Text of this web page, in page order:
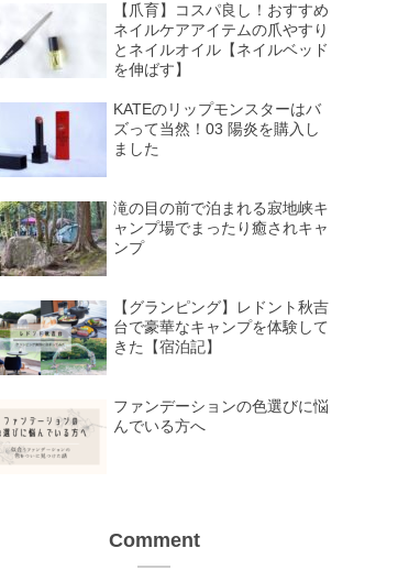
【爪育】コスパ良し！おすすめ
ネイルケアアイテムの爪やすり
とネイルオイル【ネイルベッド
を伸ばす】
KATEのリップモンスターはバ
ズって当然！03 陽炎を購入し
ました
滝の目の前で泊まれる寂地峡キ
ャンプ場でまったり癒されキャ
ンプ
【グランピング】レドント秋吉
台で豪華なキャンプを体験して
きた【宿泊記】
ファンデーションの色選びに悩
んでいる方へ
Comment